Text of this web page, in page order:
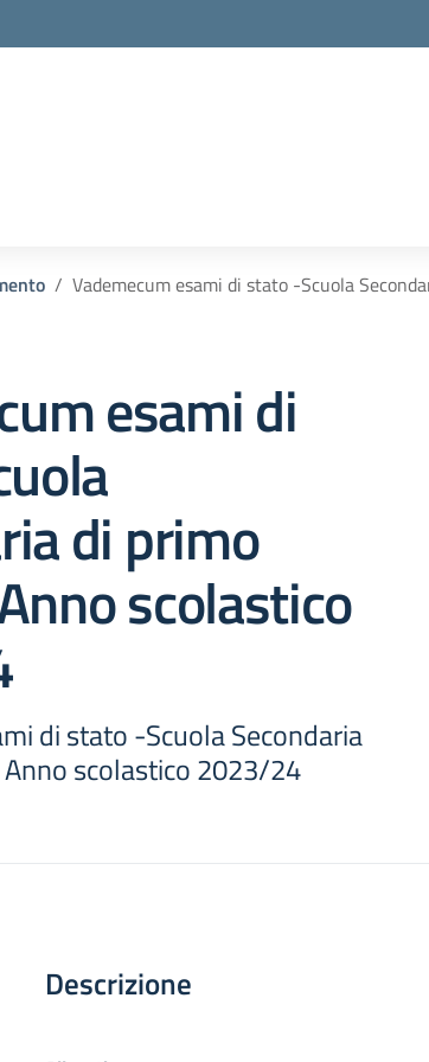
Vademecum esami di stato -Scuola
esami di
di primo
scolastico
di stato -Scuola Secondaria
scolastico 2023/24
Descrizione